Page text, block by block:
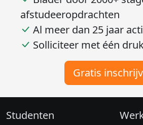
afstudeeropdrachten
Al meer dan 25 jaar
Solliciteer met één
Gratis
Studenten